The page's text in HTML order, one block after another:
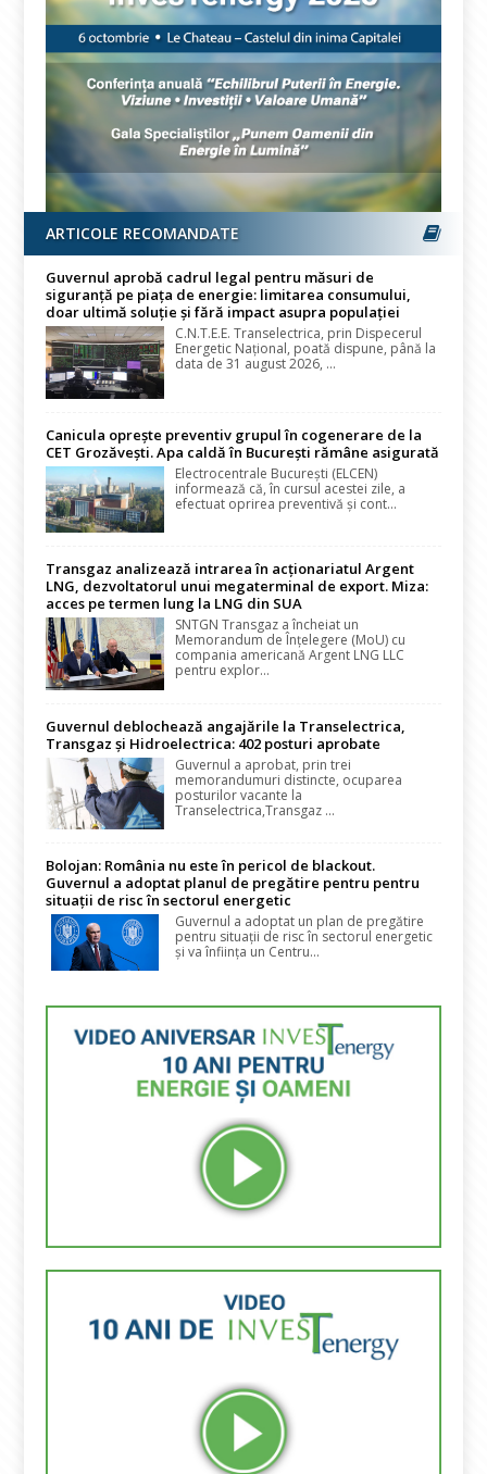
ARTICOLE RECOMANDATE
Guvernul aprobă cadrul legal pentru măsuri de
siguranță pe piața de energie: limitarea consumului,
doar ultimă soluție și fără impact asupra populației
C.N.T.E.E. Transelectrica, prin Dispecerul
Energetic Național, poată dispune, până la
data de 31 august 2026, ...
Canicula oprește preventiv grupul în cogenerare de la
CET Grozăvești. Apa caldă în București rămâne asigurată
Electrocentrale București (ELCEN)
informează că, în cursul acestei zile, a
efectuat oprirea preventivă și cont...
Transgaz analizează intrarea în acționariatul Argent
LNG, dezvoltatorul unui megaterminal de export. Miza:
acces pe termen lung la LNG din SUA
SNTGN Transgaz a încheiat un
Memorandum de Înțelegere (MoU) cu
compania americană Argent LNG LLC
pentru explor...
Guvernul deblochează angajările la Transelectrica,
Transgaz și Hidroelectrica: 402 posturi aprobate
Guvernul a aprobat, prin trei
memorandumuri distincte, ocuparea
posturilor vacante la
Transelectrica,Transgaz ...
Bolojan: România nu este în pericol de blackout.
Guvernul a adoptat planul de pregătire pentru pentru
situații de risc în sectorul energetic
Guvernul a adoptat un plan de pregătire
pentru situații de risc în sectorul energetic
și va înființa un Centru...